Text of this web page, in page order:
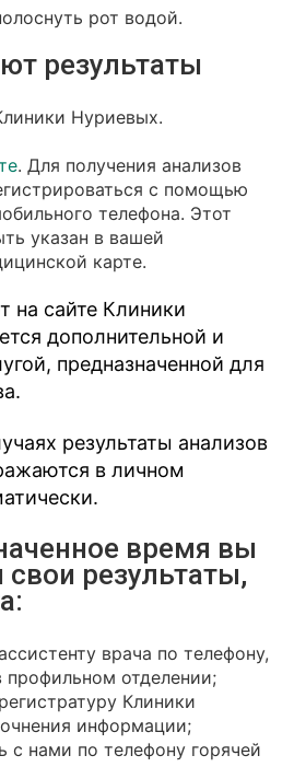
рот водой.
результаты
Нуриевых.
. Для получения анализов
с помощью
телефона. Этот
указан в вашей
карте.
на сайте Клиники
дополнительной и
предназначенной для
результаты анализов
в личном
время вы
свои результаты,
врача по телефону,
отделении;
Клиники
информации;
с нами по телефону горячей